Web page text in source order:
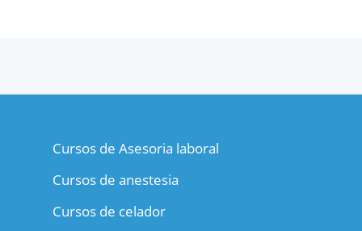
Cursos de Asesoria laboral
Cursos de anestesia
Cursos de celador